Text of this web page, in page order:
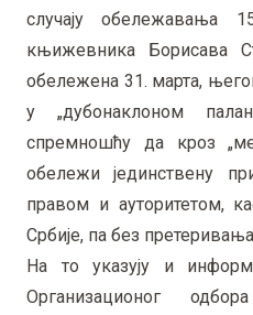
случају обележавања
књижевника Борисава
обележена 31. марта,
у „дубонаклоном
спремношћу да кроз
обележи јединствену
правом и ауторитетом,
Србије, па без
На то указују и
Организационог